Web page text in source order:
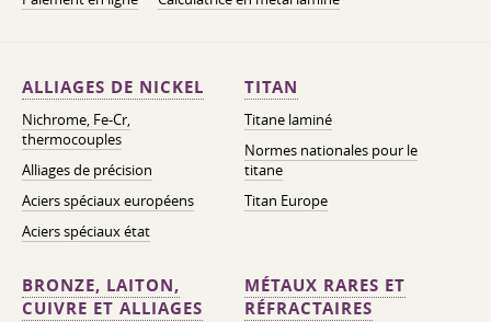
ALLIAGES DE NICKEL
Nichrome, Fe-Cr,
thermocouples
Alliages de précision
Aciers spéciaux européens
Aciers spéciaux état
TITAN
Titane laminé
Normes nationales pour le
titane
Titan Europe
BRONZE, LAITON,
CUIVRE ET ALLIAGES
MÉTAUX RARES ET
RÉFRACTAIRES